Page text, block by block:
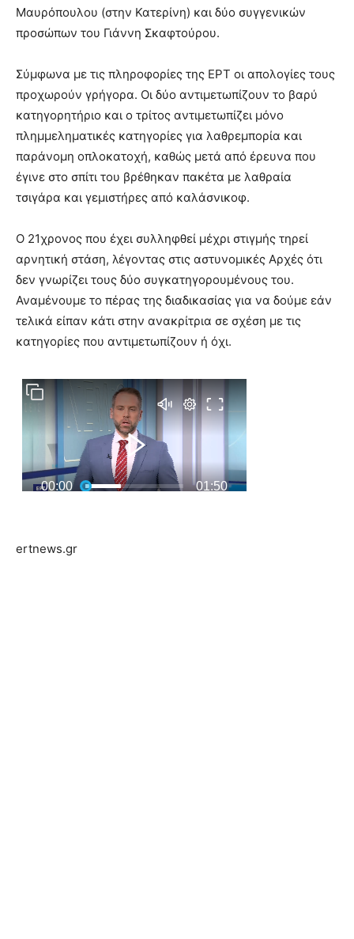
Μαυρόπουλου (στην Κατερίνη) και δύο συγγενικών
προσώπων του Γιάννη Σκαφτούρου.
Σύμφωνα με τις πληροφορίες της ΕΡΤ οι απολογίες τους
προχωρούν γρήγορα. Οι δύο αντιμετωπίζουν το βαρύ
κατηγορητήριο και ο τρίτος αντιμετωπίζει μόνο
πλημμεληματικές κατηγορίες για λαθρεμπορία και
παράνομη οπλοκατοχή, καθώς μετά από έρευνα που
έγινε στο σπίτι του βρέθηκαν πακέτα με λαθραία
τσιγάρα και γεμιστήρες από καλάσνικοφ.
Ο 21χρονος που έχει συλληφθεί μέχρι στιγμής τηρεί
αρνητική στάση, λέγοντας στις αστυνομικές Αρχές ότι
δεν γνωρίζει τους δύο συγκατηγορουμένους του.
Αναμένουμε το πέρας της διαδικασίας για να δούμε εάν
τελικά είπαν κάτι στην ανακρίτρια σε σχέση με τις
κατηγορίες που αντιμετωπίζουν ή όχι.
ertnews.gr